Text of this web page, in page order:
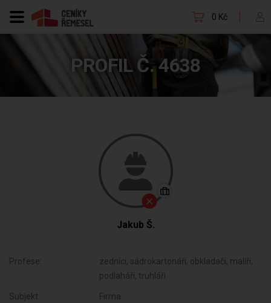
0 Kč
PROFIL Č. 4638
Jakub Š.
Profese:
zedníci, sádrokartonáři, obkladači, malíři,
podlaháři, truhláři
Subjekt: Firma